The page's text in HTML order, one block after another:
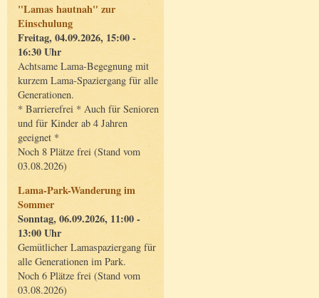
"Lamas hautnah" zur
Einschulung
Freitag, 04.09.2026, 15:00 -
16:30 Uhr
Achtsame Lama-Begegnung mit
kurzem Lama-Spaziergang für alle
Generationen.
* Barrierefrei * Auch für Senioren
und für Kinder ab 4 Jahren
geeignet *
Noch 8 Plätze frei (Stand vom
03.08.2026)
Lama-Park-Wanderung im
Sommer
Sonntag, 06.09.2026, 11:00 -
13:00 Uhr
Gemütlicher Lamaspaziergang für
alle Generationen im Park.
Noch 6 Plätze frei (Stand vom
03.08.2026)